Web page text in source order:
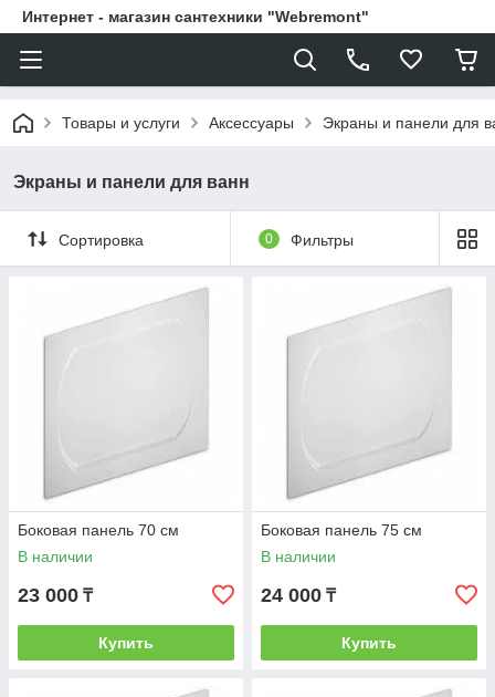
Интернет - магазин сантехники "Webremont"
Товары и услуги Аксессуары Экраны и панели для
Экраны и панели для ванн
Сортировка 0 Фильтры
Боковая панель 70 см
В наличии
23 000 ₸
Купить
Боковая панель 75 см
В наличии
24 000 ₸
Купить